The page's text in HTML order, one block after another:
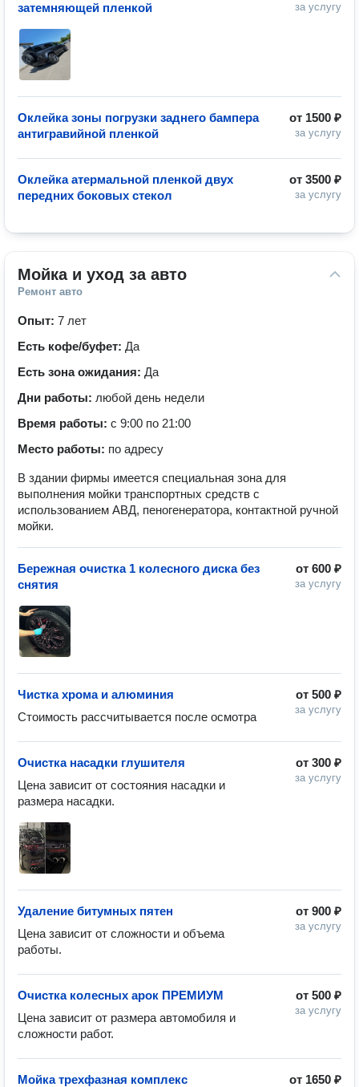
за услугу
затемняющей пленкой
от 1500 ₽
за услугу
Оклейка зоны погрузки заднего бампера
антигравийной пленкой
от 3500 ₽
за услугу
Оклейка атермальной пленкой двух
передних боковых стекол
Мойка и уход за авто
Ремонт авто
Опыт: 7 лет
Есть кофе/буфет: Да
Есть зона ожидания: Да
Дни работы: любой день недели
Время работы: с 9:00 по 21:00
Место работы: по адресу
В здании фирмы имеется специальная зона для
выполнения мойки транспортных средств с
использованием АВД, пеногенератора, контактной ручной
мойки.
от 600 ₽
за услугу
Бережная очистка 1 колесного диска без
снятия
от 500 ₽
за услугу
Чистка хрома и алюминия
Стоимость рассчитывается после осмотра
от 300 ₽
за услугу
Очистка насадки глушителя
Цена зависит от состояния насадки и
размера насадки.
от 900 ₽
за услугу
Удаление битумных пятен
Цена зависит от сложности и объема
работы.
от 500 ₽
за услугу
Очистка колесных арок ПРЕМИУМ
Цена зависит от размера автомобиля и
сложности работ.
от 1650 ₽
Мойка трехфазная комплекс